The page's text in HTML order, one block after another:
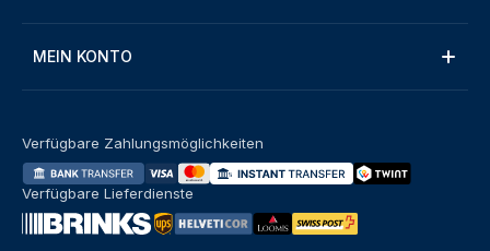
MEIN KONTO
Verfügbare Zahlungsmöglichkeiten
Verfügbare Lieferdienste